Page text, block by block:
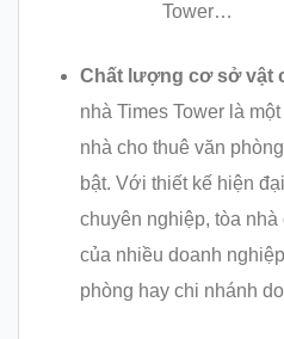
Tower…
Chất lượng cơ sở vật
nhà Times Tower là
nhà cho thuê văn
bật. Với thiết kế hiện
chuyên nghiệp, tòa
của nhiều doanh
phòng hay chi nhánh